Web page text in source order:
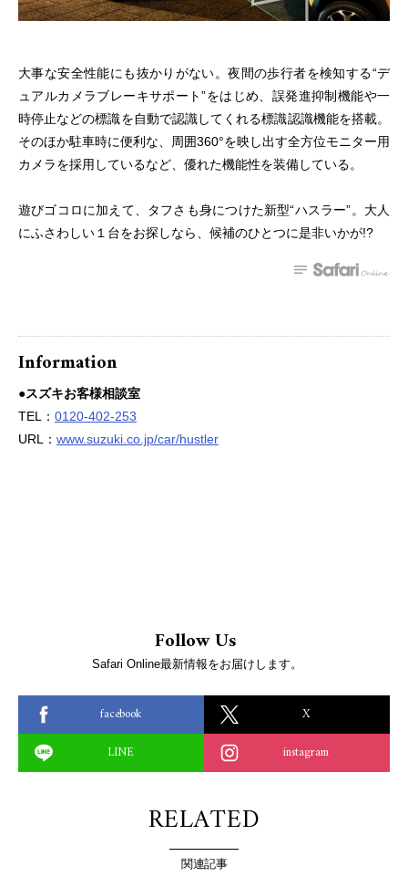
大事な安全性能にも抜かりがない。夜間の歩行者を検知する“デ
ュアルカメラブレーキサポート”をはじめ、誤発進抑制機能や一
時停止などの標識を自動で認識してくれる標識認識機能を搭載。
そのほか駐車時に便利な、周囲360°を映し出す全方位モニター用
カメラを採用しているなど、優れた機能性を装備している。
遊びゴコロに加えて、タフさも身につけた新型“ハスラー”。大人
にふさわしい１台をお探しなら、候補のひとつに是非いかが!?
Information
●スズキお客様相談室
TEL： 0120-402-253
URL： www.suzuki.co.jp/car/hustler
Follow Us
Safari Online最新情報をお届けします。
facebook
X
LINE
instagram
RELATED
関連記事